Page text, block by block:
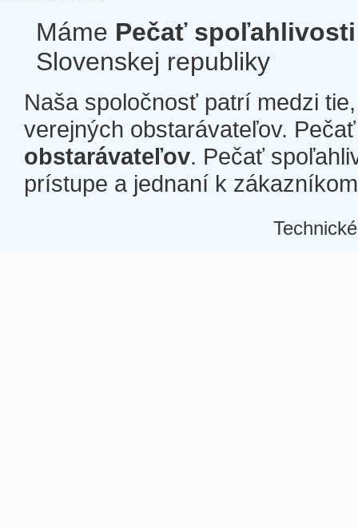
Máme Pečať spoľahlivosti
Slovenskej republiky
Naša spoločnosť patrí medzi
verejných obstarávateľov.
obstarávateľov. Pečať
prístupe a jednaní k